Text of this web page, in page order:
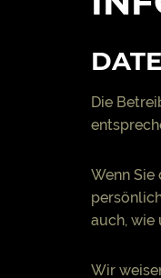
Die
Wenn Sie
auch, wie
Wir